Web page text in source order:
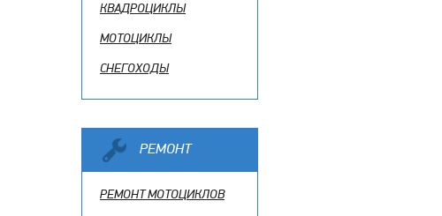
КВАДРОЦИКЛЫ
МОТОЦИКЛЫ
СНЕГОХОДЫ
РЕМОНТ
РЕМОНТ МОТОЦИКЛОВ